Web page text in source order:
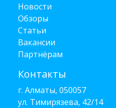
Новости
Обзоры
Статьи
Вакансии
Партнёрам
Контакты
г. Алматы, 050057
ул. Тимирязева, 42/14